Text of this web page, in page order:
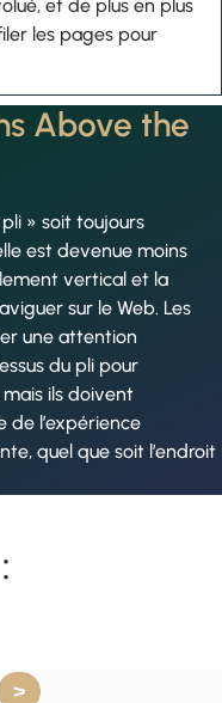
et de plus en plus
les pages pour
Above the
» soit toujours
est devenue moins
vertical et la
sur le Web. Les
une attention
du pli pour
mais ils doivent
de l’expérience
quel que soit l’endroit